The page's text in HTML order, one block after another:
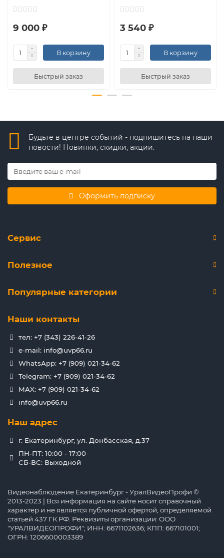
9 000 ₽
В корзину
Быстрый заказ
3 540 ₽
В корзину
Быстрый заказ
Будьте в центре событий - подпишитесь на наши
новости! Новинки, скидки, акции.
Оформить подписку
Сервис
Полезное
Популярные категории
Наши контакты
тел: +7 (343) 226-41-26
e-mail: info@uvp66.ru
WhatsApp: +7 (909) 021-34-62
Telegram: +7 (909) 021-34-62
MAX: +7 (909) 021-34-62
info@uvp66.ru
Наш адрес
г. Екатеринбург, ул. Донбасская, д.37
ПН-ПТ: 10:00 - 17:00
СБ-ВС: Выходной
Видеонаблюдение Екатеринбург - УралВидеоПрофи ©
2013-2023 | Вся информация на сайте носит справочный
характер и не является публичной офертой, определяемой
статьей 437 ГК РФ. Реквизиты организации: ООО
"УРАЛВИДЕОПРОФИ"; ИНН: 6671102636; КПП: 667101001;
ОГРН: 1206600003389